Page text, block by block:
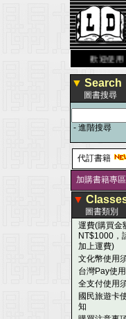
歡迎使用 國民
▼ Search
圖書搜尋
- 進階搜尋
代訂書籍
加購書籍專區
▼
圖書類別
運費(購買金
NT$1000，
加上運費)
文化幣使用
台灣Pay使
全支付使用
國民旅遊卡
知